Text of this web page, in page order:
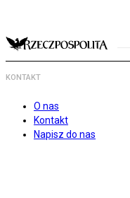
KONTAKT
O nas
Kontakt
Napisz do nas